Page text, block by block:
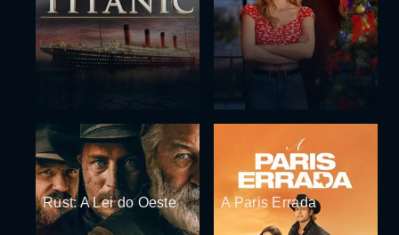
Rust: A Lei do Oeste A Paris Errada